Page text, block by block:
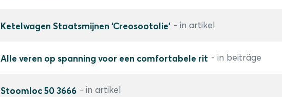
Ketelwagen Staatsmijnen ‘Creosootolie’ - in artikel
Alle veren op spanning voor een comfortabele rit - in beiträge
Stoomloc 50 3666 - in artikel